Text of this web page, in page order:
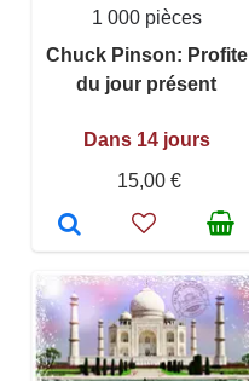
1 000 pièces
Chuck Pinson: Profite
du jour présent
Dans 14 jours
15,00 €